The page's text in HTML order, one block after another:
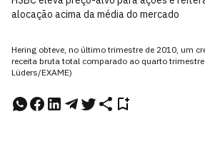
alocação acima da média do mercado
Hering obteve, no último trimestre de 2010, um
receita bruta total comparado ao quarto
Lüders/EXAME)